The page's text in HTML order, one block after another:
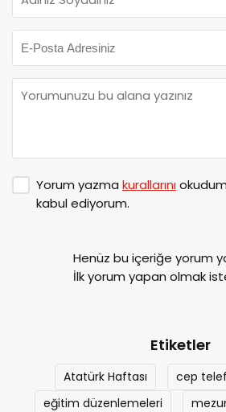
Yorum yazma kurallarını
kabul ediyorum.
Henüz bu içeriğe yorum
İlk yorum yapan olmak
Etiketler
Atatürk Haftası
cep
eğitim düzenlemeleri